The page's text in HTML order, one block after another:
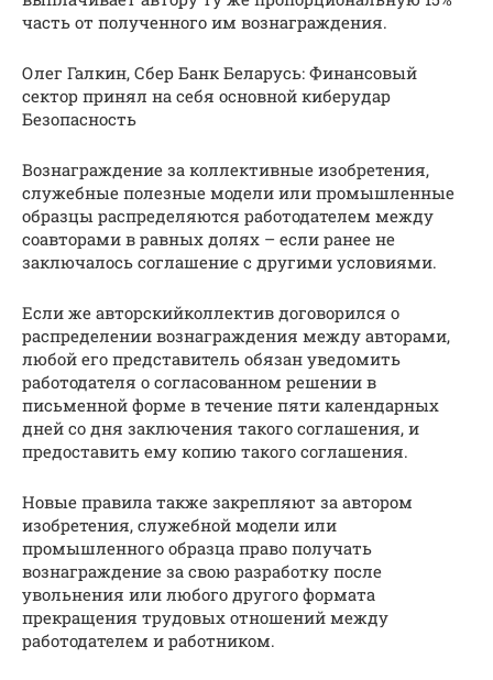
часть от полученного им вознаграждения.
Олег Галкин, Сбер Банк Беларусь: Финансовый
сектор принял на себя основной киберудар
Безопасность
Вознаграждение за коллективные изобретения,
служебные полезные модели или промышленные
образцы распределяются работодателем между
соавторами в равных долях – если ранее не
заключалось соглашение с другими условиями.
Если же авторскийколлектив договорился о
распределении вознаграждения между авторами,
любой его представитель обязан уведомить
работодателя о согласованном решении в
письменной форме в течение пяти календарных
дней со дня заключения такого соглашения, и
предоставить ему копию такого соглашения.
Новые правила также закрепляют за автором
изобретения, служебной модели или
промышленного образца право получать
вознаграждение за свою разработку после
увольнения или любого другого формата
прекращения трудовых отношений между
работодателем и работником.